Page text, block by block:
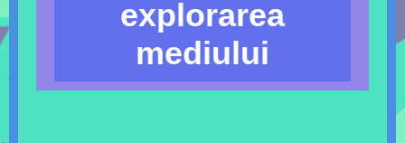
explorarea
mediului